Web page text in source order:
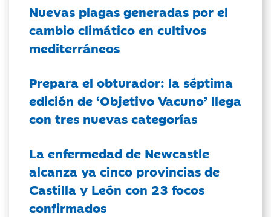
Nuevas plagas generadas por el
cambio climático en cultivos
mediterráneos
Prepara el obturador: la séptima
edición de ‘Objetivo Vacuno’ llega
con tres nuevas categorías
La enfermedad de Newcastle
alcanza ya cinco provincias de
Castilla y León con 23 focos
confirmados